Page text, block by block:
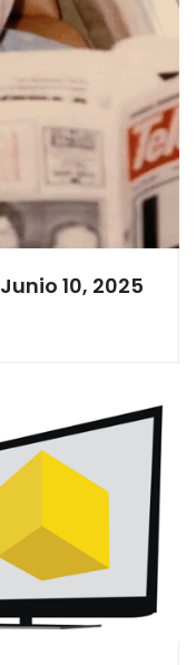
Junio 10, 2025